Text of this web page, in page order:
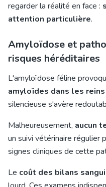
regarder la réalité en face :
attention particulière.
Amyloïdose et
risques héréditaires
L'amyloïdose féline
amyloïdes dans les
silencieuse s'avère
Malheureusement, aucun
un suivi vétérinaire
signes cliniques de cette
Le coût des bilans